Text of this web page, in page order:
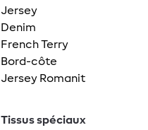
Jersey
Denim
French Terry
Bord-côte
Jersey Romanit
Tissus spéciaux